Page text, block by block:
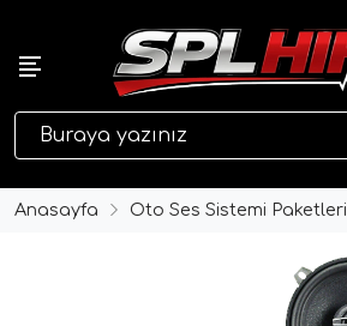
Anasayfa Oto Ses Sistemi Paketleri